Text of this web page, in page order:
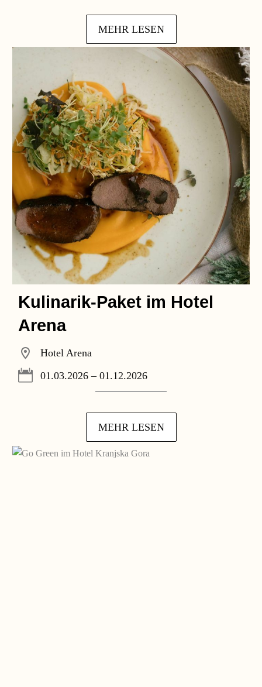
MEHR LESEN
Kulinarik-Paket im Hotel
Arena
Hotel Arena
01.03.2026 – 01.12.2026
MEHR LESEN